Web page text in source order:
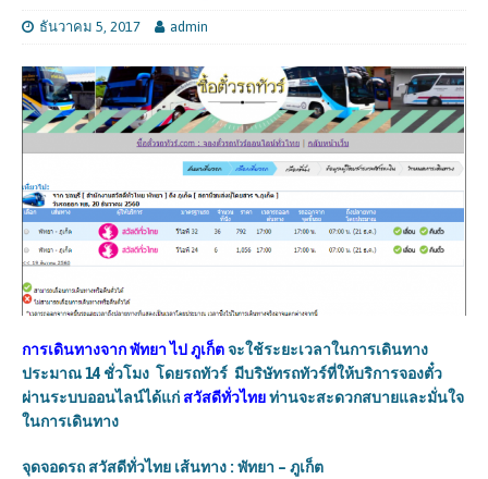
ธันวาคม 5, 2017 admin
การเดินทางจาก พัทยา ไปภูเก็ตจะใช้ระยะเวลาในการเดินทาง
ประมาณ 14 ชั่วโมง โดยรถทัวร์ มีบริษัทรถทัวร์ที่ให้บริการจองตั๋ว
ผ่านระบบออนไลน์ได้แก่ สวัสดีทั่วไทยท่านจะสะดวกสบายและมั่นใจ
ในการเดินทาง
จุดจอดรถ สวัสดีทั่วไทย เส้นทาง : พัทยา – ภูเก็ต